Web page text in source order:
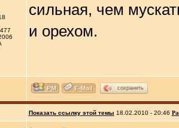
сильная, чем
и орехом.
сохранить
Показать ссылку этой темы 18.02.2010 - 20:46